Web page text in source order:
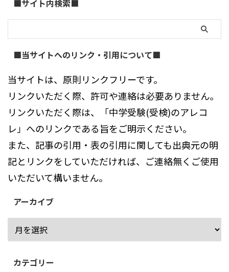
■サイト内検索■
■当サイトへのリンク・引用について■
当サイトは、原則リンクフリーです。
リンクいただく際、許可や連絡は必要ありません。
リンクいただく際は、「中学受験(受検)のアレコ
レ」へのリンクである旨をご明示ください。
また、記事の引用・表の引用に関しても出典元の明
記とリンクをしていただければ、ご連絡無くご使用
いただいて構いません。
アーカイブ
カテゴリー